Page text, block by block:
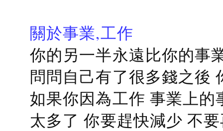
關於事業,工作
你的另一半永遠比你的事
問問自己有了很多錢之後
如果你因為工作 事業上
太多了 你要趕快減少 不